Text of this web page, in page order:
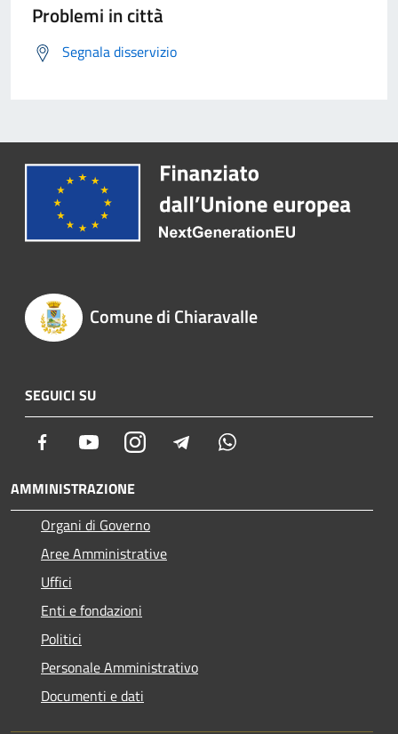
Problemi in città
Segnala disservizio
Comune di Chiaravalle
SEGUICI SU
Facebook YoutubeInstagram Telegram
AMMINISTRAZIONE
Organi di Governo
Aree Amministrative
Uffici
Enti e fondazioni
Politici
Personale Amministrativo
Documenti e dati